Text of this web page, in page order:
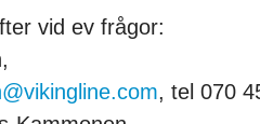
vid ev frågor:
, tel 070